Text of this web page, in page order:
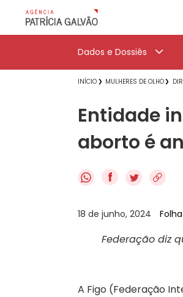
Dados e Dossiês
INÍCIO MULHERES DE OLHO
Entidade
aborto é
f
18 de junho, 2024
Federação diz
A Figo (Federação